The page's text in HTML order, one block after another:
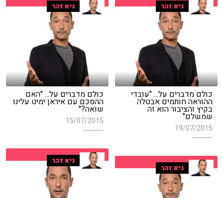
גיא זהר
כולם מדברים על... "עובדי
ההוראה חותמים אבטלה
בקיץ והציבור הוא זה
שמשלם"
19/07/2015
גיא זהר
כולם מדברים על... "האם
ההסכם עם איראן ימיט עלינו
שואה?"
15/07/2015
גיא זהר
גיא זהר